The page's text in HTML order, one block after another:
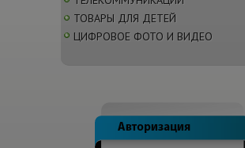
ТОВАРЫ ДЛЯ ДЕТЕЙ
ЦИФРОВОЕ ФОТО И ВИДЕО